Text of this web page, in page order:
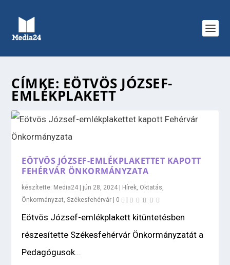
CÍMKE: EÖTVÖS JÓZSEF-
EMLÉKPLAKETT
EÖTVÖS JÓZSEF-EMLÉKPLAKETTET KAPOTT
FEHÉRVÁR ÖNKORMÁNYZATA
készítette: Media24 jún 28, 2024 Hírek, Oktatás,
Önkormányzat,Székesfehérvár 0
Eötvös József-emlékplakett kitüntetésben
részesítette Székesfehérvár Önkormányzatát a
Pedagógusok...